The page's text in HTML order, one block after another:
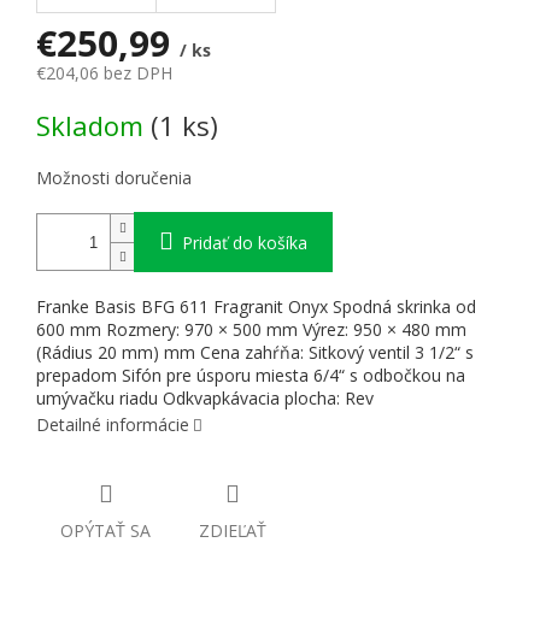
€250,99 / ks
€204,06 bez DPH
Skladom (1 ks)
Možnosti doručenia
Pridať do košíka
Franke Basis BFG 611 Fragranit Onyx Spodná skrinka od
600 mm Rozmery: 970 × 500 mm Výrez: 950 × 480 mm
(Rádius 20 mm) mm Cena zahŕňa: Sitkový ventil 3 1/2“ s
prepadom Sifón pre úsporu miesta 6/4“ s odbočkou na
umývačku riadu Odkvapkávacia plocha: Rev
Detailné informácie
OPÝTAŤ SA ZDIEĽAŤ